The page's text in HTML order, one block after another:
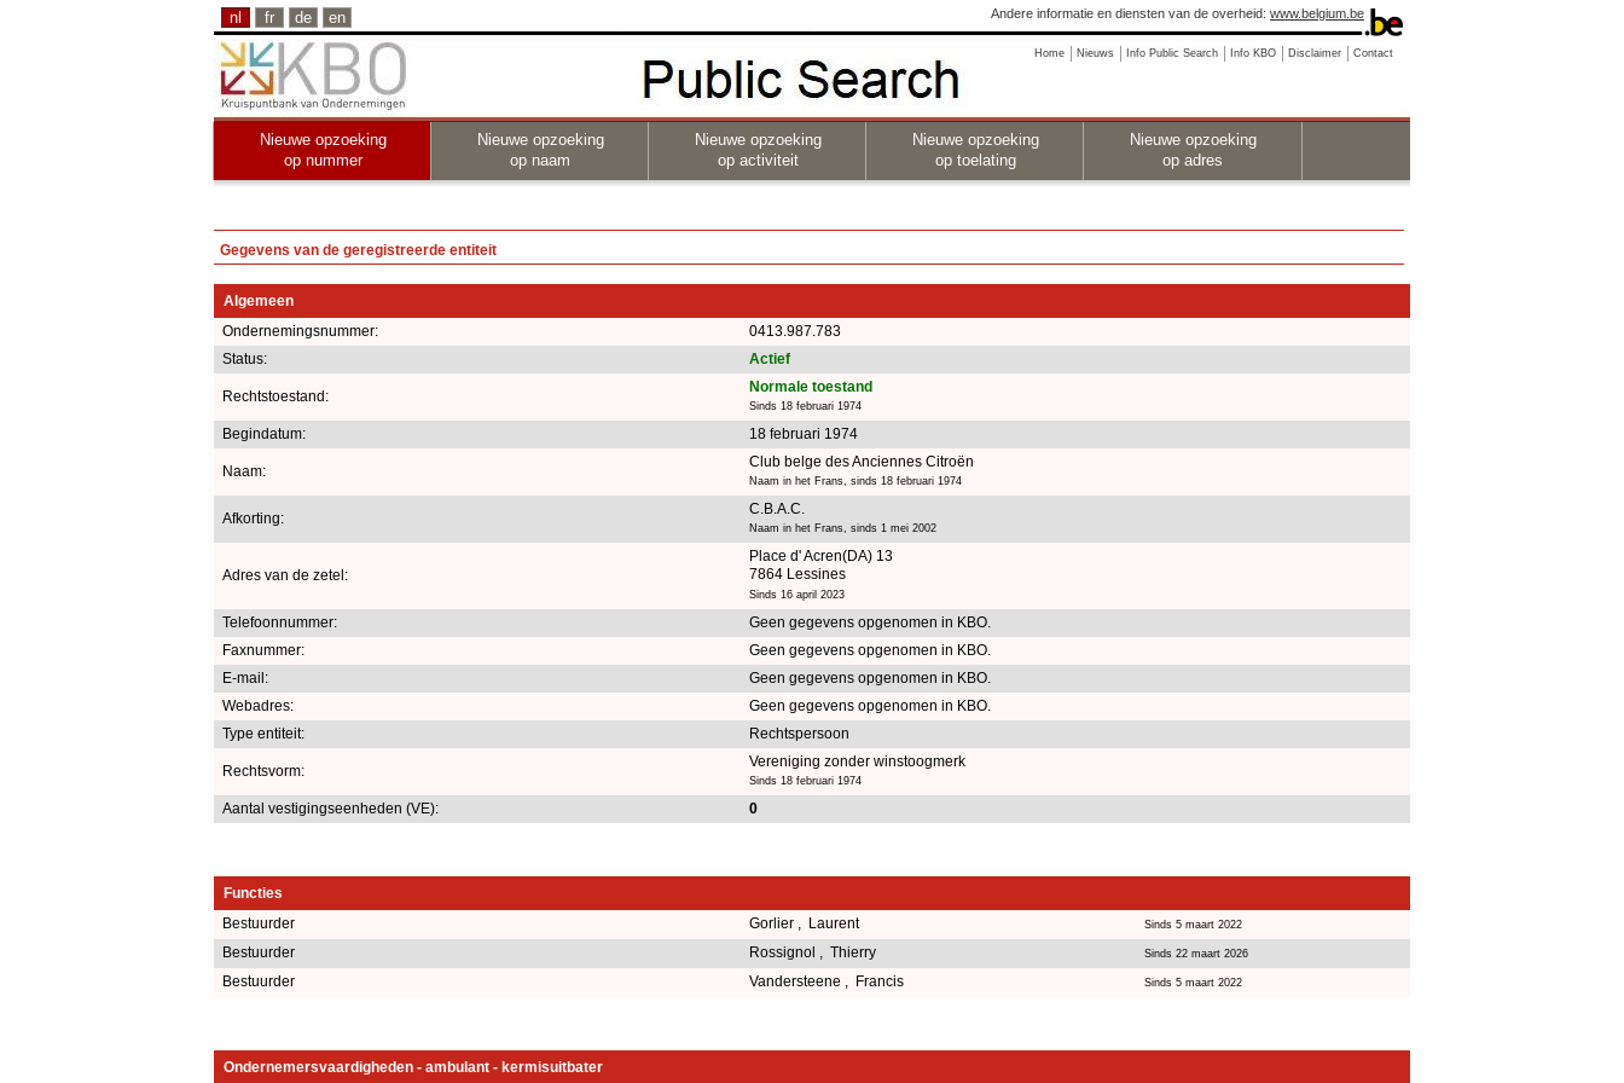
nl fr de en Andere informatie en diensten van de overheid: www.belgium.be
Home Nieuws Info Public Search Info KBO Disclaimer Contact
Nieuwe opzoeking
op nummer
Nieuwe opzoeking
op naam
Nieuwe opzoeking
op activiteit
Nieuwe opzoeking
op toelating
Nieuwe opzoeking
op adres
Gegevens van de geregistreerde entiteit
Algemeen
Ondernemingsnummer:
0413.987.783
Status:
Actief
Rechtstoestand:
Normale toestand
Sinds 18 februari 1974
Begindatum: 18 februari 1974
Naam:
Club belge des Anciennes Citroën
Naam in het Frans, sinds 18 februari 1974
Afkorting:
C.B.A.C.
Naam in het Frans, sinds 1 mei 2002
Adres van de zetel:
Place d' Acren(DA) 13
7864 Lessines
Sinds 16 april 2023
Telefoonnummer:
Geen gegevens opgenomen in KBO.
Faxnummer:
Geen gegevens opgenomen in KBO.
E-mail:
Geen gegevens opgenomen in KBO.
Webadres:
Geen gegevens opgenomen in KBO.
Type entiteit:
Rechtspersoon
Rechtsvorm:
Vereniging zonder winstoogmerk
Sinds 18 februari 1974
Aantal vestigingseenheden (VE): 0
Functies
Bestuurder
Gorlier , Laurent Sinds 5 maart 2022
Bestuurder Rossignol , Thierry Sinds 22 maart 2026
Bestuurder Vandersteene , Francis Sinds 5 maart 2022
Ondernemersvaardigheden - ambulant - kermisuitbater